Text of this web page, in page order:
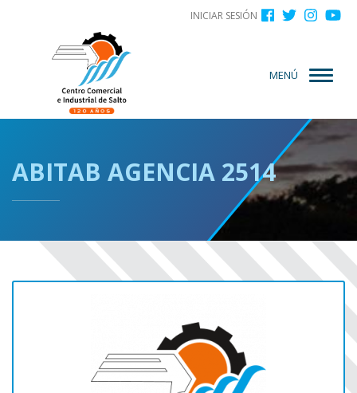
contenido
Menú
cuenta
usuario
INICIAR SESIÓN
MENÚ
ABITAB AGENCIA 2514